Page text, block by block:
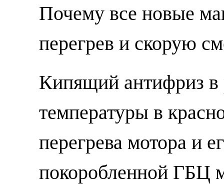
Почему все новые
перегрев и скорую
Кипящий антифриз в
температуры в
перегрева мотора и
покоробленной ГБЦ